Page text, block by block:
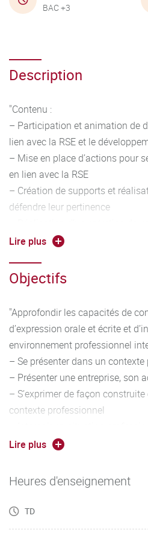
BAC +3
Description
"Contenu :
– Participation et animation de
lien avec la RSE et le
– Mise en place d’actions pour
en lien avec la RSE
– Création de supports et
défendre leur pertinence
– Travailler entre autres les
vocabulaire adapté en contexte,
formules de politesse,
– Veiller à la qualité phonétique
l’expression
– Manier toutes sortes de
etc.), lire des graphiques et
– Maîtriser le vocabulaire
le restituer dans une situation
– Argumenter et défendre son
Lire plus
Objectifs
"Approfondir les capacités de
d’expression orale et écrite et
environnement professionnel
– Se présenter dans un
– Présenter une entreprise, son
– S’exprimer de façon
contexte professionnel
registres de langue à la situation."
Lire plus
Heures d'enseignement
TD